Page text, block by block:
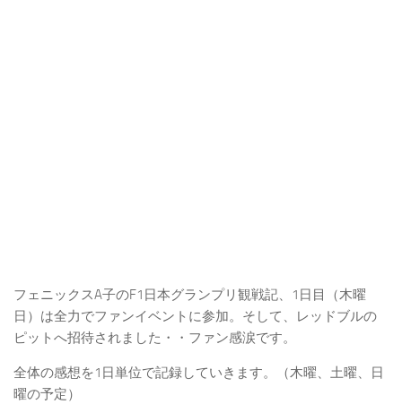
フェニックスA子のF1日本グランプリ観戦記、1日目（木曜
日）は全力でファンイベントに参加。そして、レッドブルの
ピットへ招待されました・・ファン感涙です。
全体の感想を1日単位で記録していきます。（木曜、土曜、日
曜の予定）